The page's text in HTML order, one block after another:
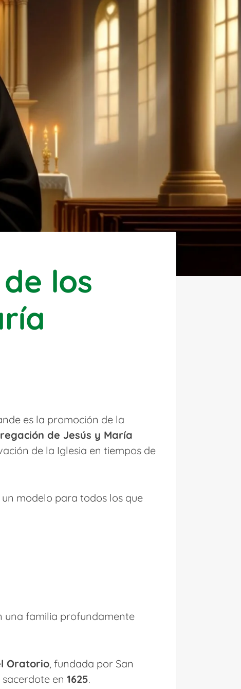
los
es la promoción de la
de Jesús y María
de la Iglesia en tiempos de
modelo para todos los que
una familia profundamente
Oratorio, fundada por San
en 1625.